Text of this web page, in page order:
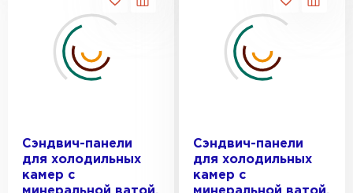
Сэндвич-панели
для холодильных
камер с
Сэндвич-панели
для холодильных
камер с